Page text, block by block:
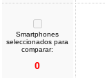
Smartphones
seleccionados para
comparar:
0